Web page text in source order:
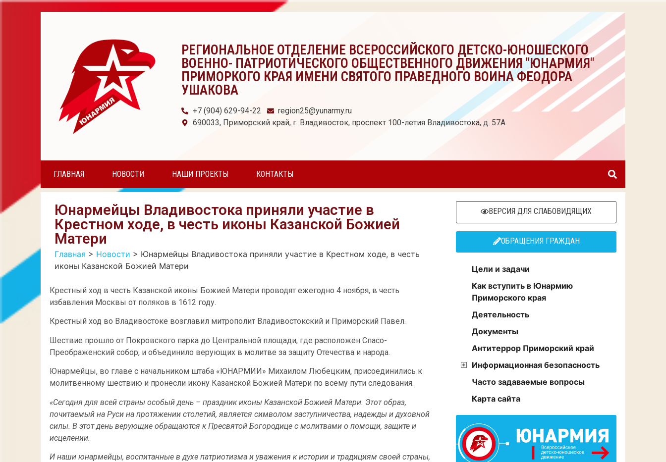
РЕГИОНАЛЬНОЕ ОТДЕЛЕНИЕ ВСЕРОССИЙСКОГО ДЕТСКО-ЮНОШЕСКОГО
ВОЕННО- ПАТРИОТИЧЕСКОГО ОБЩЕСТВЕННОГО ДВИЖЕНИЯ "ЮНАРМИЯ"
ПРИМОРКОГО КРАЯ ИМЕНИ СВЯТОГО ПРАВЕДНОГО ВОИНА ФЕОДОРА
УШАКОВА
+7 (904) 629-94-22
region25@yunarmy.ru
690033, Приморский край, г. Владивосток, проспект 100-летия Владивостока, д. 57А
ГЛАВНАЯ НОВОСТИ НАШИ ПРОЕКТЫ КОНТАКТЫ
Юнармейцы Владивостока приняли участие в
Крестном ходе, в честь иконы Казанской Божией
Матери
Главная > Новости > Юнармейцы Владивостока приняли участие в Крестном ходе, в честь
иконы Казанской Божией Матери
Крестный ход в честь Казанской иконы Божией Матери проводят ежегодно 4 ноября, в честь
избавления Москвы от поляков в 1612 году.
Крестный ход во Владивостоке возглавил митрополит Владивостокский и Приморский Павел.
Шествие прошло от Покровского парка до Центральной площади, где расположен Спасо-
Преображенский собор, и объединило верующих в молитве за защиту Отечества и народа.
Юнармейцы, во главе с начальником штаба «ЮНАРМИИ» Михаилом Любецким, присоединились к
молитвенному шествию и пронесли икону Казанской Божией Матери по всему пути следования.
«Сегодня для всей страны особый день – праздник иконы Казанской Божией Матери. Этот образ,
почитаемый на Руси на протяжении столетий, является символом заступничества, надежды и духовной
силы. В этот день верующие обращаются к Пресвятой Богородице с молитвами о помощи, защите и
исцелении.
И наши юнармейцы, воспитанные в духе патриотизма и уважения к истории и традициям своей страны,
ВЕРСИЯ ДЛЯ СЛАБОВИДЯЩИХ
ОБРАЩЕНИЯ ГРАЖДАН
Цели и задачи
Как вступить в Юнармию
Приморского края
Деятельность
Документы
Антитеррор Приморский край
Информационная безопасность
Часто задаваемые вопросы
Карта сайта